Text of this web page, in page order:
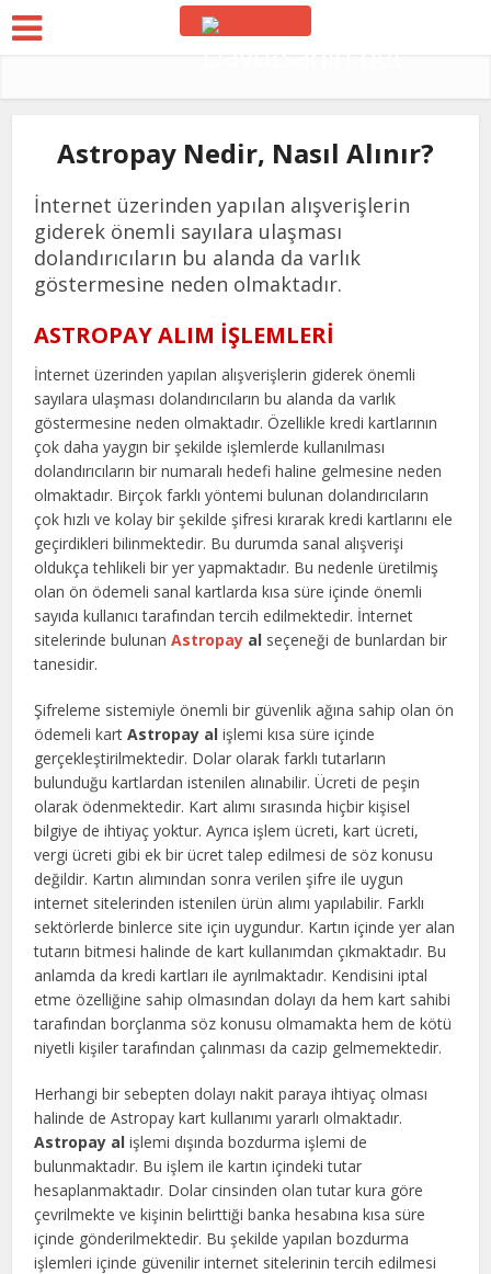
Astropay Nedir, Nasıl Alınır?
İnternet üzerinden yapılan alışverişlerin
giderek önemli sayılara ulaşması
dolandırıcıların bu alanda da varlık
göstermesine neden olmaktadır.
ASTROPAY ALIM İŞLEMLERİ
İnternet üzerinden yapılan alışverişlerin giderek önemli
sayılara ulaşması dolandırıcıların bu alanda da varlık
göstermesine neden olmaktadır. Özellikle kredi kartlarının
çok daha yaygın bir şekilde işlemlerde kullanılması
dolandırıcıların bir numaralı hedefi haline gelmesine neden
olmaktadır. Birçok farklı yöntemi bulunan dolandırıcıların
çok hızlı ve kolay bir şekilde şifresi kırarak kredi kartlarını ele
geçirdikleri bilinmektedir. Bu durumda sanal alışverişi
oldukça tehlikeli bir yer yapmaktadır. Bu nedenle üretilmiş
olan ön ödemeli sanal kartlarda kısa süre içinde önemli
sayıda kullanıcı tarafından tercih edilmektedir. İnternet
sitelerinde bulunanAstropay al seçeneği de bunlardan bir
tanesidir.
Şifreleme sistemiyle önemli bir güvenlik ağına sahip olan ön
ödemeli kartAstropay al işlemi kısa süre içinde
gerçekleştirilmektedir. Dolar olarak farklı tutarların
bulunduğu kartlardan istenilen alınabilir. Ücreti de peşin
olarak ödenmektedir. Kart alımı sırasında hiçbir kişisel
bilgiye de ihtiyaç yoktur. Ayrıca işlem ücreti, kart ücreti,
vergi ücreti gibi ek bir ücret talep edilmesi de söz konusu
değildir. Kartın alımından sonra verilen şifre ile uygun
internet sitelerinden istenilen ürün alımı yapılabilir. Farklı
sektörlerde binlerce site için uygundur. Kartın içinde yer alan
tutarın bitmesi halinde de kart kullanımdan çıkmaktadır. Bu
anlamda da kredi kartları ile ayrılmaktadır. Kendisini iptal
etme özelliğine sahip olmasından dolayı da hem kart sahibi
tarafından borçlanma söz konusu olmamakta hem de kötü
niyetli kişiler tarafından çalınması da cazip gelmemektedir.
Herhangi bir sebepten dolayı nakit paraya ihtiyaç olması
halinde de Astropay kart kullanımı yararlı olmaktadır.
Astropay al işlemi dışında bozdurma işlemi de
bulunmaktadır. Bu işlem ile kartın içindeki tutar
hesaplanmaktadır. Dolar cinsinden olan tutar kura göre
çevrilmekte ve kişinin belirttiği banka hesabına kısa süre
içinde gönderilmektedir. Bu şekilde yapılan bozdurma
işlemleri içinde güvenilir internet sitelerinin tercih edilmesi